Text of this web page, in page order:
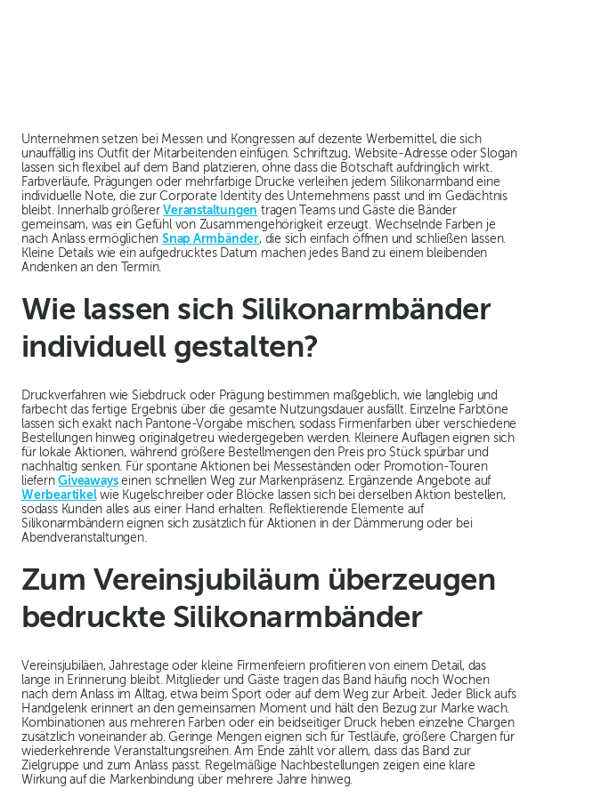
Unternehmen setzen bei Messen und Kongressen auf dezente Werbemittel, die sich
unauffällig ins Outfit der Mitarbeitenden einfügen. Schriftzug, Website-Adresse oder Slogan
lassen sich flexibel auf dem Band platzieren, ohne dass die Botschaft aufdringlich wirkt.
Farbverläufe, Prägungen oder mehrfarbige Drucke verleihen jedem Silikonarmband eine
individuelle Note, die zur Corporate Identity des Unternehmens passt und im Gedächtnis
bleibt. Innerhalb größererVeranstaltungen tragen Teams und Gäste die Bänder
gemeinsam, was ein Gefühl von Zusammengehörigkeit erzeugt. Wechselnde Farben je
nach Anlass ermöglichen Snap Armbänder, die sich einfach öffnen und schließen lassen.
Kleine Details wie ein aufgedrucktes Datum machen jedes Band zu einem bleibenden
Andenken an den Termin.
Wie lassen sich Silikonarmbänder
individuell gestalten?
Druckverfahren wie Siebdruck oder Prägung bestimmen maßgeblich, wie langlebig und
farbecht das fertige Ergebnis über die gesamte Nutzungsdauer ausfällt. Einzelne Farbtöne
lassen sich exakt nach Pantone-Vorgabe mischen, sodass Firmenfarben über verschiedene
Bestellungen hinweg originalgetreu wiedergegeben werden. Kleinere Auflagen eignen sich
für lokale Aktionen, während größere Bestellmengen den Preis pro Stück spürbar und
nachhaltig senken. Für spontane Aktionen bei Messeständen oder Promotion-Touren
liefernGiveawayseinen schnellen Weg zur Markenpräsenz. Ergänzende Angebote auf
Werbeartikelwie Kugelschreiber oder Blöcke lassen sich bei derselben Aktion bestellen,
sodass Kunden alles aus einer Hand erhalten. Reflektierende Elemente auf
Silikonarmbändern eignen sich zusätzlich für Aktionen in der Dämmerung oder bei
Abendveranstaltungen.
Zum Vereinsjubiläum überzeugen
bedruckte Silikonarmbänder
Vereinsjubiläen, Jahrestage oder kleine Firmenfeiern profitieren von einem Detail, das
lange in Erinnerung bleibt. Mitglieder und Gäste tragen das Band häufig noch Wochen
nach dem Anlass im Alltag, etwa beim Sport oder auf dem Weg zur Arbeit. Jeder Blick aufs
Handgelenk erinnert an den gemeinsamen Moment und hält den Bezug zur Marke wach.
Kombinationen aus mehreren Farben oder ein beidseitiger Druck heben einzelne Chargen
zusätzlich voneinander ab. Geringe Mengen eignen sich für Testläufe, größere Chargen für
wiederkehrende Veranstaltungsreihen. Am Ende zählt vor allem, dass das Band zur
Zielgruppe und zum Anlass passt. Regelmäßige Nachbestellungen zeigen eine klare
Wirkung auf die Markenbindung über mehrere Jahre hinweg.